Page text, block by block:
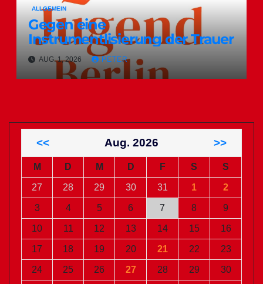
ALLGEMEIN
Gegen eine
Instrumentlisierung der Trauer
AUG. 1, 2026 PETER
<< Aug. 2026 >>
M D M D F S S
27 28 29 30 31 1 2
3 4 5 6 7 8 9
10 11 12 13 14 15 16
17 18 19 20 21 22 23
24 25 26 27 28 29 30